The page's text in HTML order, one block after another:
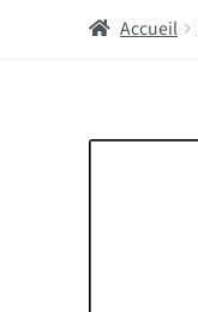
Accueil